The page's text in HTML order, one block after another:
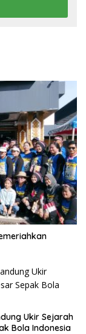
Ukir Sejarah
Bola Indonesia